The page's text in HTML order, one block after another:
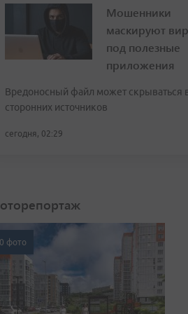
Мошенники
маскируют
под полезные
приложения
Вредоносный файл может скрываться
сторонних источников
сегодня, 02:29
фото